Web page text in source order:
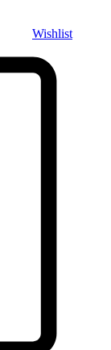
Wishlist